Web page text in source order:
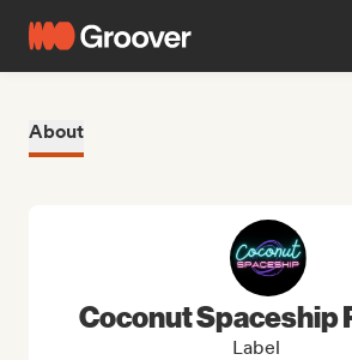
About
Coconut Spaceship
Label